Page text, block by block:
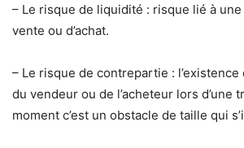
– Le risque de liquidité : risque lié à
vente ou d’achat.
– Le risque de contrepartie : l’existence
du vendeur ou de l’acheteur lors d’une
moment c’est un obstacle de taille qui